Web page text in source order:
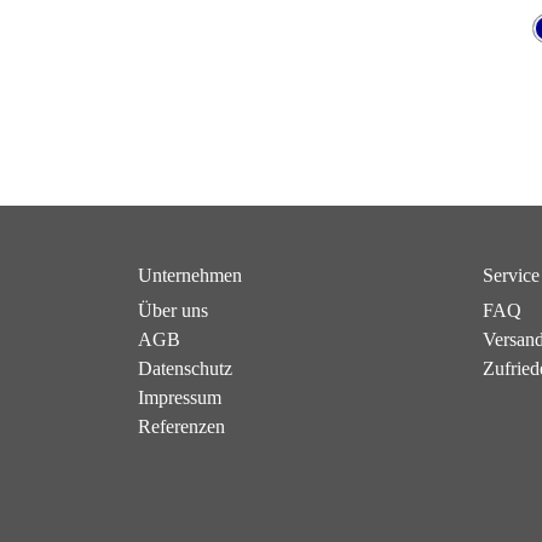
Unternehmen
Über uns
AGB
Datenschutz
Impressum
Referenzen
FAQ